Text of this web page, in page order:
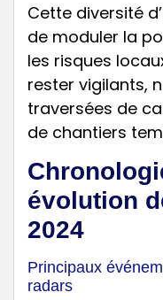
Cette diversité
de moduler la
les risques
rester vigilants,
traversées de
de chantiers
évolution
2024
Principaux
radars